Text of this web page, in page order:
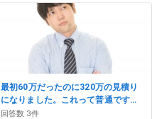
最初60万だったのに320万の見積り
になりました。これって普通です
か？
回答数 3件